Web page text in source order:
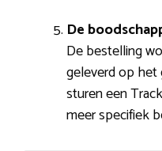
De
De bestelling
geleverd op het
sturen een
meer specifiek